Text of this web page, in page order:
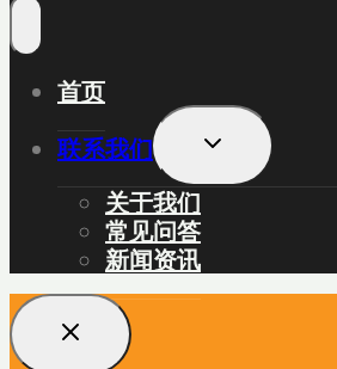
首页
联系我们
展
子
菜
单
关于我们
常见问答
新闻资讯